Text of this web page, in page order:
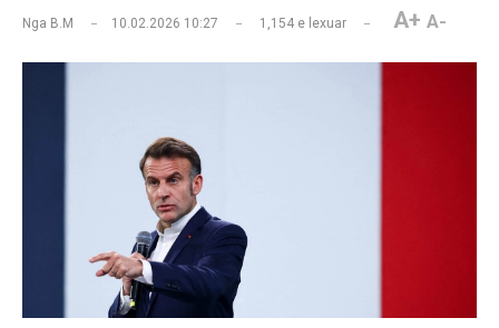
Nga B.M 10.02.2026 10:27 1,154 e lexuar A+ A-